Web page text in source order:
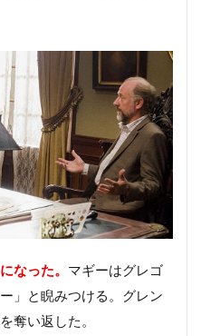
なった。 マギーはグレゴ
」と睨みつける。グレン
奪い返した。